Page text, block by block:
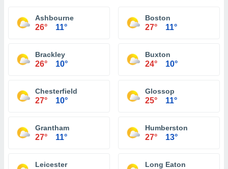
Ashbourne
26° 11°
Boston
27° 11°
Brackley
26° 10°
Buxton
24° 10°
Chesterfield
27° 10°
Glossop
25° 11°
Grantham
27° 11°
Humberston
27° 13°
Leicester Long Eaton